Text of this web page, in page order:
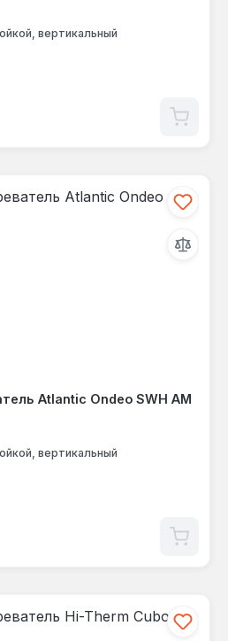
вертикальный
Atlantic Ondeo SWH AM
вертикальный